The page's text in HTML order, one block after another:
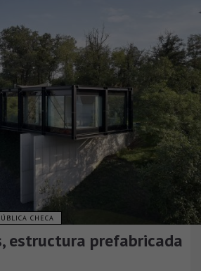
CHECA
estructura prefabricada